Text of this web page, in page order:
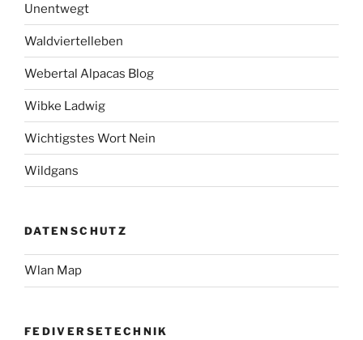
Unentwegt
Waldviertelleben
Webertal Alpacas Blog
Wibke Ladwig
Wichtigstes Wort Nein
Wildgans
DATENSCHUTZ
Wlan Map
FEDIVERSETECHNIK